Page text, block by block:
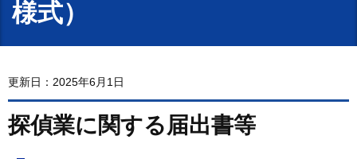
様式）
更新日：2025年6月1日
探偵業に関する届出書等